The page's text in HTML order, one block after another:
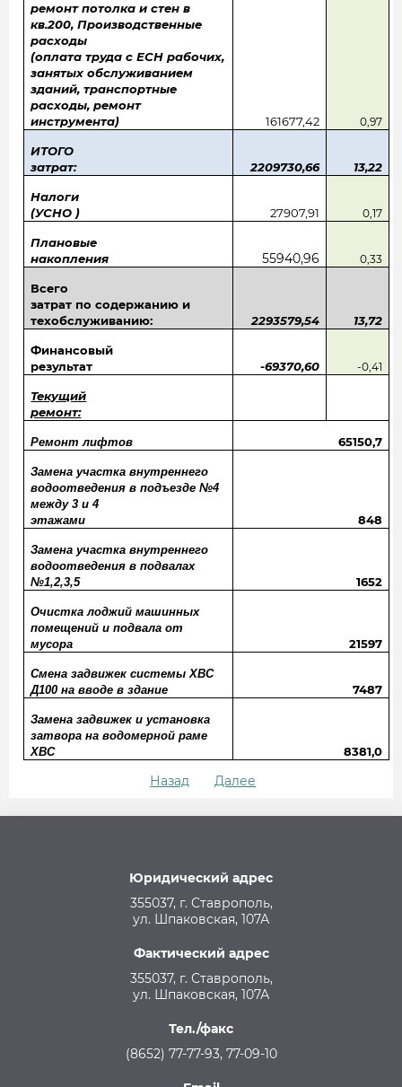
ремонт потолка и стен в
кв.200, Производственные
расходы
(оплата труда с ЕСН рабочих,
занятых обслуживанием
зданий, транспортные
расходы, ремонт
инструмента)
161677,42 0,97
ИТОГО
затрат:
2209730,66 13,22
Налоги
(УСНО )
27907,91 0,17
Плановые
накопления
55940,96 0,33
Всего
затрат по содержанию и
техобслуживанию:
2293579,54 13,72
Финансовый
результат
-69370,60 -0,41
Текущий
ремонт:
Ремонт лифтов 65150,7
Замена участка внутреннего
водоотведения в подъезде №4
между 3 и 4
этажами
848
Замена участка внутреннего
водоотведения в подвалах
№1,2,3,5
1652
Очистка лоджий машинных
помещений и подвала от
мусора
21597
Смена задвижек системы ХВС
Д100 на вводе в здание
7487
Замена задвижек и установка
затвора на водомерной раме
ХВС
8381,0
Назад Далее
Юридический адрес
355037, г. Ставрополь,
ул. Шпаковская, 107А
Фактический адрес
355037, г. Ставрополь,
ул. Шпаковская, 107А
Тел./факс
(8652) 77-77-93, 77-09-10